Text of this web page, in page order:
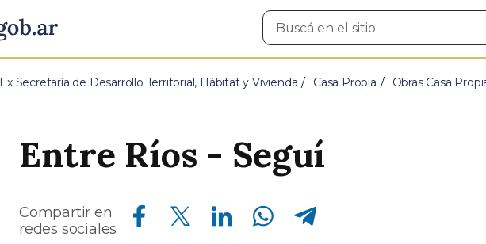
Buscar
en
Ex Secretaría de Desarrollo Territorial, Hábitat y Vivienda Casa Propia Obras Casa
Entre Ríos - Seguí
Compartir en
redes sociales
Compartir en Facebook Compartir en Twitter Compartir en Linkedin Compartir en Whatsapp Compartir en Telegram